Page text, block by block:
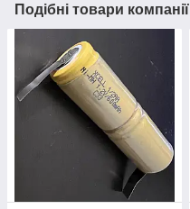
Подібні товари компанії